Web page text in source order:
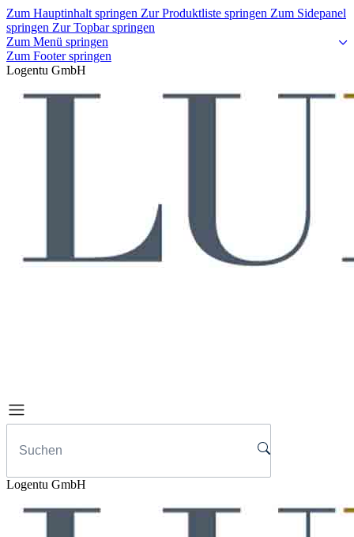
Zum Hauptinhalt springen Zur Produktliste springen Zum Sidepanel
springen Zur Topbar springen
Zum Menü springen
Zum Footer springen
Logentu GmbH
Logentu GmbH